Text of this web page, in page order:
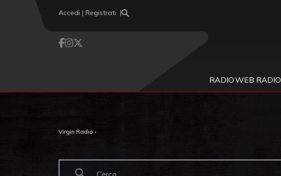
Accedi | Registrati
RADIOWEB RADIO
Virgin Radio ›